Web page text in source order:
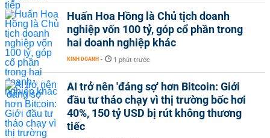
Huấn Hoa Hồng là Chủ tịch doanh
nghiệp vốn 100 tỷ, góp cổ phần trong
hai doanh nghiệp khác
KINH DOANH - 1 phút trước
AI trở nên 'đáng sợ' hơn Bitcoin: Giới
đầu tư tháo chạy vì thị trường bốc hơi
40%, 150 tỷ USD bị rút không thương
tiếc